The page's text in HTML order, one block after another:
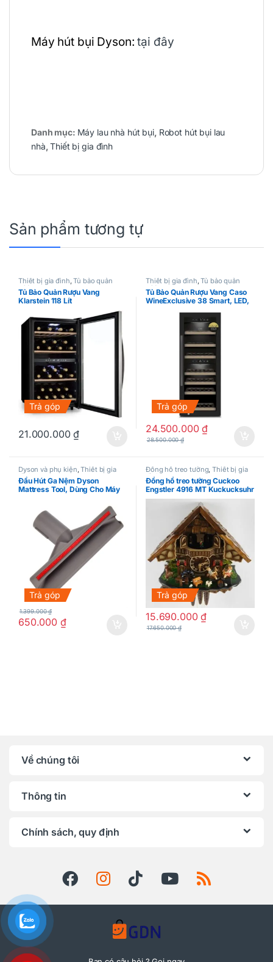
Máy hút bụi Dyson: tại đây
Danh mục: Máy lau nhà hút bụi, Robot hút bụi lau
nhà,Thiết bị gia đình
Sản phẩm tương tự
Thiết bị gia đình,Tủ bảo quản
rượu vang
Tủ Bảo Quản Rượu Vang
Klarstein 118 Lít
Trả góp
21.000.000₫
Thiết bị gia đình,Tủ bảo quản
rượu vang
Tủ Bảo Quản Rượu Vang Caso
WineExclusive 38 Smart, LED,
Trả góp
24.500.000₫
28.500.000₫
Dyson và phụ kiện,Thiết bị gia
đình
Đầu Hút Ga Nệm Dyson
Mattress Tool, Dùng Cho Máy
Trả góp
650.000 ₫
1.399.000₫
Đồng hồ treo tường,Thiết bị gia
đình
Đồng hồ treo tường Cuckoo
Engstler 4916 MT Kuckucksuhr
34 cm (cơ) Made in Germany
Trả góp
15.690.000₫
17.650.000₫
Về chúng tôi
Thông tin
Chính sách, quy định